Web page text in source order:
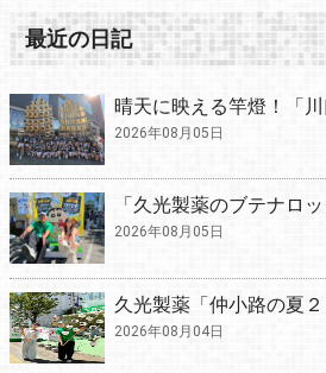
最近の日記
晴天に映える竿燈！「川
2026年08月05日
「久光製薬のブテナロッ
2026年08月05日
久光製薬「仲小路の夏
2026年08月04日